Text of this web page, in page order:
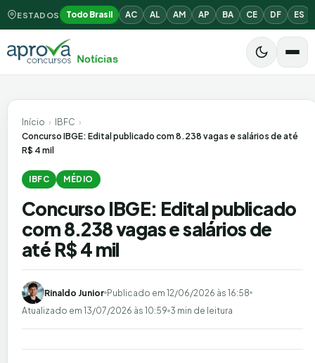
ESTADOS Todo Brasil AC AL AM AP BA CE DF ES
Início › IBFC ›
Concurso IBGE: Edital publicado com 8.238 vagas e salários de até
R$ 4 mil
IBFC MÉDIO
Concurso IBGE: Edital publicado
com 8.238 vagas e salários de
até R$ 4 mil
Rinaldo Junior Publicado em 12/06/2026 às 16:58
Atualizado em 13/07/2026 às 10:59 3 min de leitura